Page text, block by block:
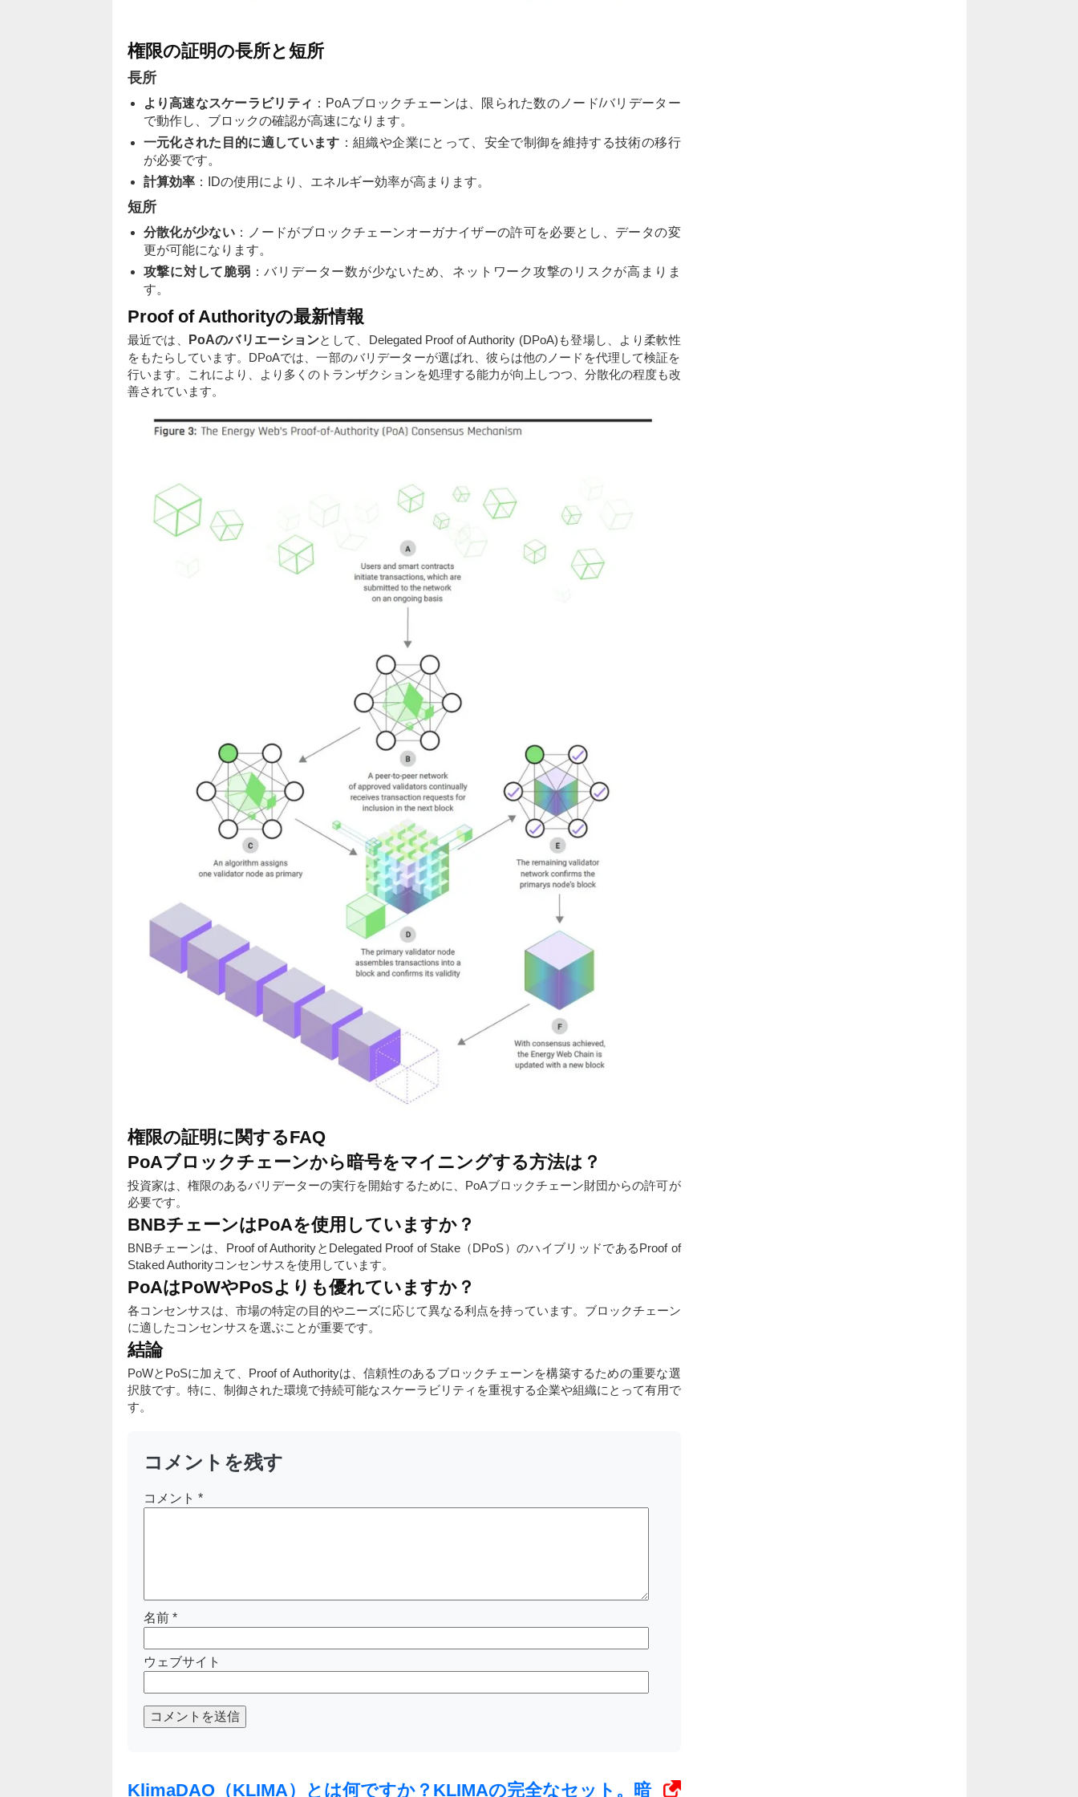
権限の証明の長所と短所
長所
より高速なスケーラビリティ ：PoAブロックチェーンは、限られた数のノード/バリデーター
で動作し、ブロックの確認が高速になります。
一元化された目的に適しています ：組織や企業にとって、安全で制御を維持する技術の移行
が必要です。
計算効率：IDの使用により、エネルギー効率が高まります。
短所
分散化が少ない：ノードがブロックチェーンオーガナイザーの許可を必要とし、データの変
更が可能になります。
攻撃に対して脆弱 ：バリデーター数が少ないため、ネットワーク攻撃のリスクが高まりま
す。
Proof of Authorityの最新情報
最近では、 PoAのバリエーションとして、Delegated Proof of Authority (DPoA)も登場し、より柔軟性
をもたらしています。DPoAでは、一部のバリデーターが選ばれ、彼らは他のノードを代理して検証を
行います。これにより、より多くのトランザクションを処理する能力が向上しつつ、分散化の程度も改
善されています。
権限の証明に関するFAQ
PoAブロックチェーンから暗号をマイニングする方法は？
投資家は、権限のあるバリデーターの実行を開始するために、PoAブロックチェーン財団からの許可が
必要です。
BNBチェーンはPoAを使用していますか？
BNBチェーンは、Proof of AuthorityとDelegated Proof of Stake（DPoS）のハイブリッドであるProof of
Staked Authorityコンセンサスを使用しています。
PoAはPoWやPoSよりも優れていますか？
各コンセンサスは、市場の特定の目的やニーズに応じて異なる利点を持っています。ブロックチェーン
に適したコンセンサスを選ぶことが重要です。
結論
PoWとPoSに加えて、Proof of Authorityは、信頼性のあるブロックチェーンを構築するための重要な選
択肢です。特に、制御された環境で持続可能なスケーラビリティを重視する企業や組織にとって有用で
す。
コメントを残す
コメント *
名前 *
ウェブサイト
コメントを送信
KlimaDAO（KLIMA）とは何ですか？KLIMAの完全なセット。暗